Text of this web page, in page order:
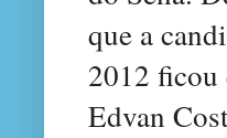
que a
2012 ficou
Edvan